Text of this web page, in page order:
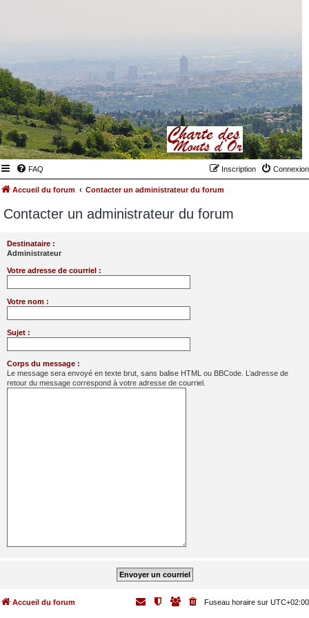
FAQ Connexion
Inscription
Accueil du forum Contacter un administrateur du forum
Contacter un administrateur du forum
Destinataire :
Administrateur
Votre adresse de courriel :
Votre nom :
Sujet :
Corps du message :
Le message sera envoyé en texte brut, sans balise HTML ou BBCode. L’adresse de
retour du message correspond à votre adresse de courriel.
Accueil du forum Fuseau horaire sur UTC+02:00